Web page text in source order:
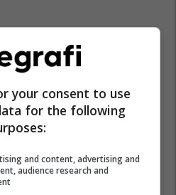
Real Madrid
your consent to use
for the following
and content, advertising and
audience research and